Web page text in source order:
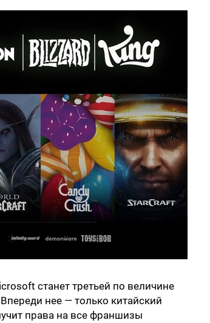
станет третьей по величине
нее — только китайский
права на все франшизы